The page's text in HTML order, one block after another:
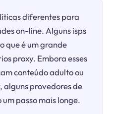
diferentes para
on-line. Alguns isps
que é um grande
proxy. Embora esses
conteúdo adulto ou
alguns provedores de
passo mais longe.